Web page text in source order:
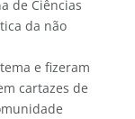
de Ciências
da não
e fizeram
cartazes de